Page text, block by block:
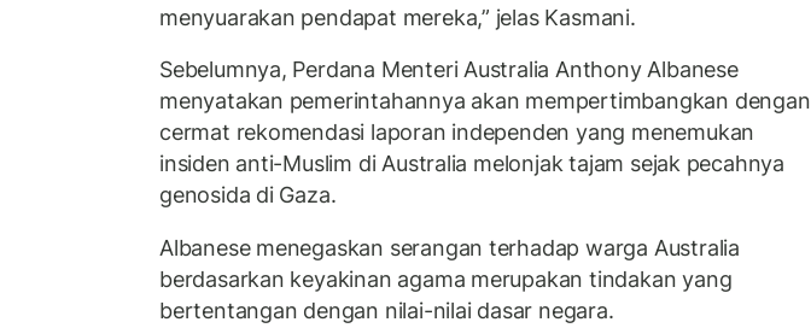
menyuarakan pendapat mereka,” jelas Kasmani.
Sebelumnya, Perdana Menteri Australia Anthony Albanese
menyatakan pemerintahannya akan mempertimbangkan dengan
cermat rekomendasi laporan independen yang menemukan
insiden anti-Muslim di Australia melonjak tajam sejak pecahnya
genosida di Gaza.
Albanese menegaskan serangan terhadap warga Australia
berdasarkan keyakinan agama merupakan tindakan yang
bertentangan dengan nilai-nilai dasar negara.